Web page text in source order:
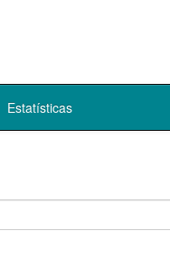
Estatísticas